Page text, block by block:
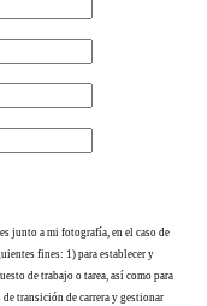
junto a mi fotografía, en el caso de
fines: 1) para establecer y
de trabajo o tarea, así como para
transición de carrera y gestionar